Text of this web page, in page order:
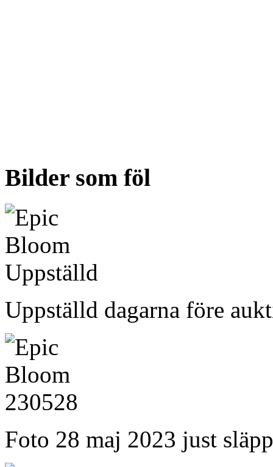
Bilder som föl
Uppställd dagarna före
Foto 28 maj 2023 just